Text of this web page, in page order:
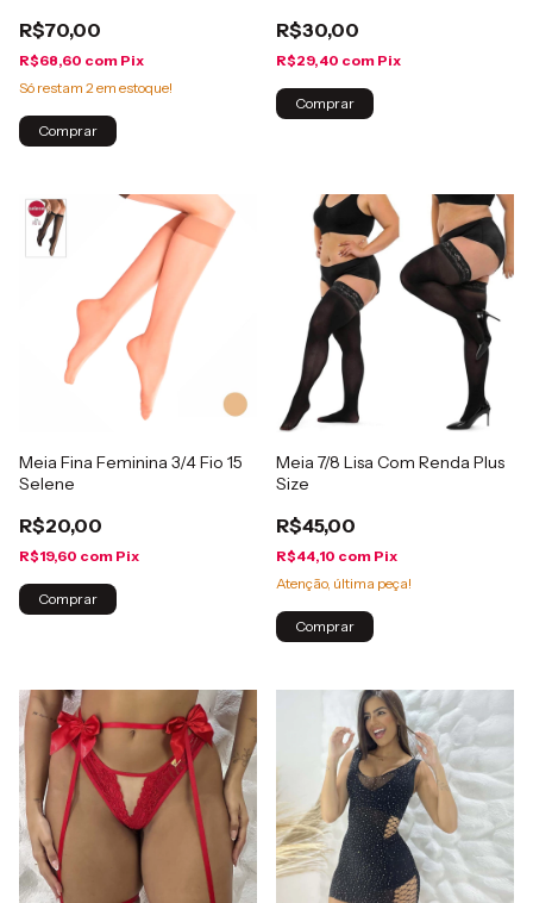
R$70,00
R$68,60 com Pix
Só restam 2em estoque!
Comprar
R$30,00
R$29,40 com Pix
Comprar
Meia Fina Feminina 3/4 Fio 15
Selene
R$20,00
R$19,60 com Pix
Comprar
Meia 7/8 Lisa Com Renda Plus
Size
R$45,00
R$44,10 com Pix
Atenção, última peça!
Comprar